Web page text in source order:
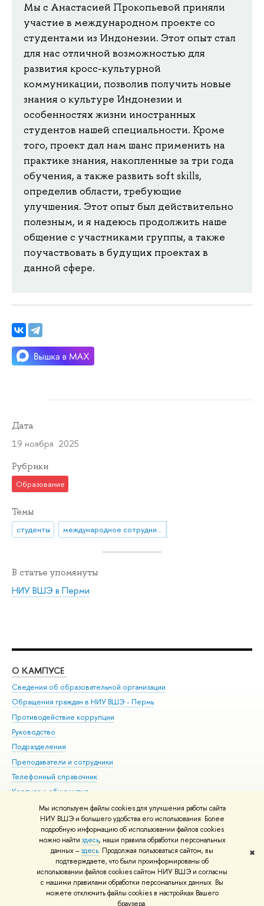
Мы используем файлы cookies для улучшения работы сайта
НИУ ВШЭ и большего удобства его использования. Более
подробную информацию об использовании файлов cookies
можно найти здесь, наши правила обработки персональных
данных –здесь. Продолжая пользоваться сайтом, вы
подтверждаете, что были проинформированы об
использовании файлов cookies сайтом НИУ ВШЭ и согласны
с нашими правилами обработки персональных данных. Вы
можете отключить файлы cookies в настройках Вашего
браузера.
✖
Мы с Анастасией Прокопьевой приняли
участие в международном проекте со
студентами из Индонезии. Этот опыт стал
для нас отличной возможностью для
развития кросс-культурной
коммуникации, позволив получить новые
знания о культуре Индонезии и
особенностях жизни иностранных
студентов нашей специальности. Кроме
того, проект дал нам шанс применить на
практике знания, накопленные за три года
обучения, а также развить soft skills,
определив области, требующие
улучшения. Этот опыт был действительно
полезным, и я надеюсь продолжить наше
общение с участниками группы, а также
поучаствовать в будущих проектах в
данной сфере.
Дата
19 ноября 2025
Рубрики
Образование
Темы
студенты международное сотрудничество
В статье упомянуты
НИУ ВШЭ в Перми
О КАМПУСЕ
Сведения об образовательной организации
Обращения граждан в НИУ ВШЭ - Пермь
Противодействие коррупции
Руководство
Подразделения
Преподаватели и сотрудники
Телефонный справочник
Корпуса и общежития
ВШЭ для студентов с ограниченными возможностями
здоровья и инвалидностью
Единая платежная страница
© НИУ ВШЭ 1993–2026 Условия использования материалов Адреса
и контакты Карта сайта
Шрифты HSE Sans и HSE Slab разработаны вШколе дизайна НИУ ВШЭ